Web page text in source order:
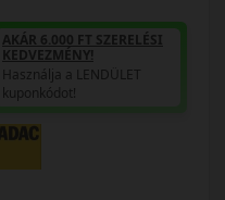
AKÁR 6.000 FT SZERELÉSI
KEDVEZMÉNY!
Használja a LENDÜLET
kuponkódot!